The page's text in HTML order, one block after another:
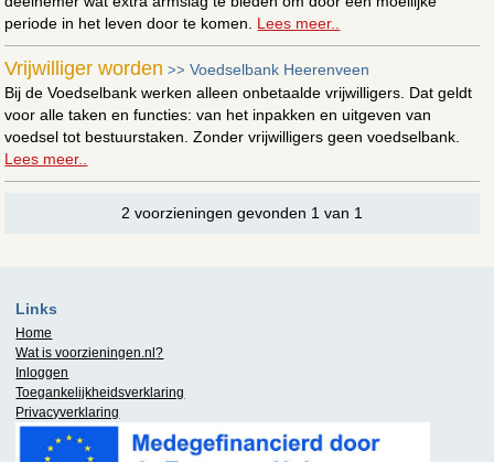
periode in het leven door te komen. Lees meer..
Vrijwilliger worden >>Voedselbank Heerenveen
Bij de Voedselbank werken alleen onbetaalde vrijwilligers. Dat geldt
voor alle taken en functies: van het inpakken en uitgeven van
voedsel tot bestuurstaken. Zonder vrijwilligers geen voedselbank.
Lees meer..
2 voorzieningen gevonden 1 van 1
Links
Home
Wat is voorzieningen.nl?
Inloggen
Toegankelijkheidsverklaring
Privacyverklaring